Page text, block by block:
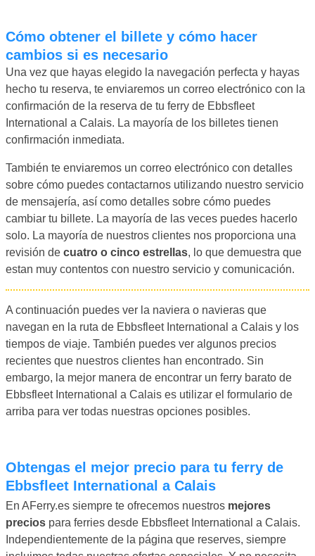
Cómo obtener el billete y cómo hacer
cambios si es necesario
Una vez que hayas elegido la navegación perfecta y hayas
hecho tu reserva, te enviaremos un correo electrónico con la
confirmación de la reserva de tu ferry de Ebbsfleet
International a Calais. La mayoría de los billetes tienen
confirmación inmediata.
También te enviaremos un correo electrónico con detalles
sobre cómo puedes contactarnos utilizando nuestro servicio
de mensajería, así como detalles sobre cómo puedes
cambiar tu billete. La mayoría de las veces puedes hacerlo
solo. La mayoría de nuestros clientes nos proporciona una
revisión de cuatro o cinco estrellas, lo que demuestra que
estan muy contentos con nuestro servicio y comunicación.
A continuación puedes ver la naviera o navieras que
navegan en la ruta de Ebbsfleet International a Calais y los
tiempos de viaje. También puedes ver algunos precios
recientes que nuestros clientes han encontrado. Sin
embargo, la mejor manera de encontrar un ferry barato de
Ebbsfleet International a Calais es utilizar el formulario de
arriba para ver todas nuestras opciones posibles.
Obtengas el mejor precio para tu ferry de
Ebbsfleet International a Calais
En AFerry.es siempre te ofrecemos nuestros mejores
precios para ferries desde Ebbsfleet International a Calais.
Independientemente de la página que reserves, siempre